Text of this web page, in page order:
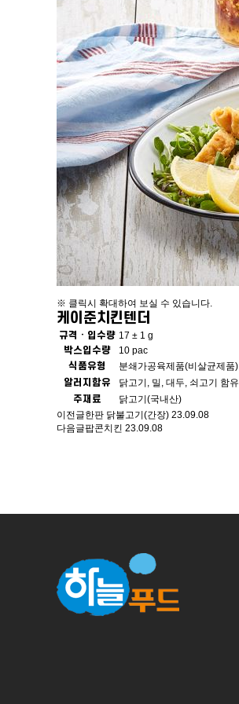
※ 클릭시 확대하여 보실 수 있습니다.
케이준치킨텐더
규격 · 입수량 17 ± 1 g
박스입수량
10 pac
식품유형
분쇄가공육제품(비살균제품)
알러지함유
닭고기, 밀, 대두, 쇠고기 함유
주재료
닭고기(국내산)
이전글한판 닭불고기(간장) 23.09.08
다음글팝콘치킨 23.09.08